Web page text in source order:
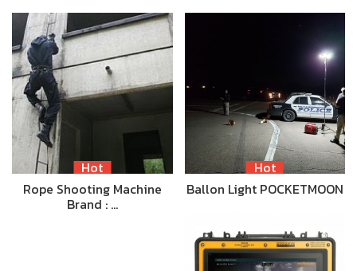
Hot
Rope Shooting Machine
Brand : …
Hot
Ballon Light POCKETMOON